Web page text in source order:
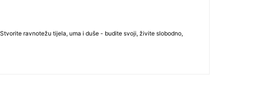
ravnotežu tijela, uma i duše - budite svoji, živite slobodno,